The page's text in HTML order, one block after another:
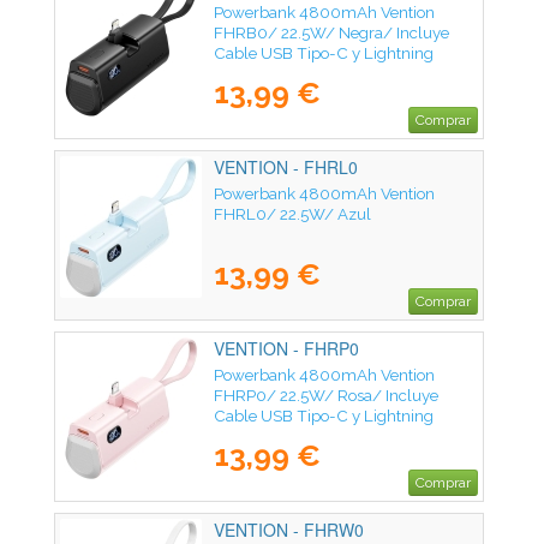
Powerbank 4800mAh Vention
FHRB0/ 22.5W/ Negra/ Incluye
Cable USB Tipo-C y Lightning
13,99 €
Comprar
VENTION - FHRL0
Powerbank 4800mAh Vention
FHRL0/ 22.5W/ Azul
13,99 €
Comprar
VENTION - FHRP0
Powerbank 4800mAh Vention
FHRP0/ 22.5W/ Rosa/ Incluye
Cable USB Tipo-C y Lightning
13,99 €
Comprar
VENTION - FHRW0